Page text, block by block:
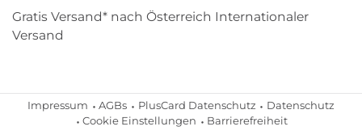
Gratis Versand* nach Österreich Internationaler
Versand
Impressum AGBs PlusCard Datenschutz
Datenschutz
Cookie Einstellungen
Barrierefreiheit